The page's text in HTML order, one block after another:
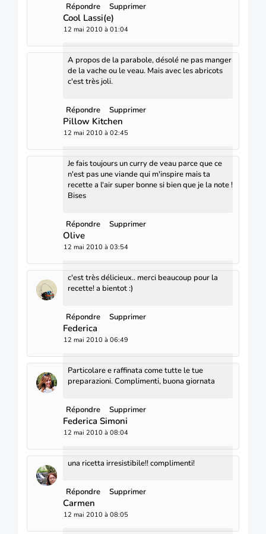
Répondre Supprimer
Cool Lassi(e)
12 mai 2010 à 01:04
A propos de la parabole, désolé ne pas manger
de la vache ou le veau. Mais avec les abricots
c'est très joli.
Répondre Supprimer
Pillow Kitchen
12 mai 2010 à 02:45
Je fais toujours un curry de veau parce que ce
n'est pas une viande qui m'inspire mais ta
recette a l'air super bonne si bien que je la note !
Bises
Répondre Supprimer
Olive
12 mai 2010 à 03:54
c'est très délicieux.. merci beaucoup pour la
recette! a bientot :)
Répondre Supprimer
Federica
12 mai 2010 à 06:49
Particolare e raffinata come tutte le tue
preparazioni. Complimenti, buona giornata
Répondre Supprimer
Federica Simoni
12 mai 2010 à 08:04
una ricetta irresistibile!! complimenti!
Répondre Supprimer
Carmen
12 mai 2010 à 08:05